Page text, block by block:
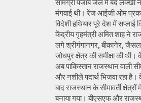
सामग्री पंजाब जेल में बंद लक्खी
मंगवाई थी। रेंज आईजी ओम
विदेशी हथियार पूरे देश में सप्लाई
केंद्रीय गृहमंत्री अमित शाह ने
लगे श्रीगंगानगर, बीकानेर,
जोधपुर क्षेत्र की समीक्षा की
अब पाकिस्तान राजस्थान वाली
और नशीले पदार्थ भिजवा रहा है।
बाद राजस्थान के सीमावर्ती
बनाया गया। बीएसएफ और